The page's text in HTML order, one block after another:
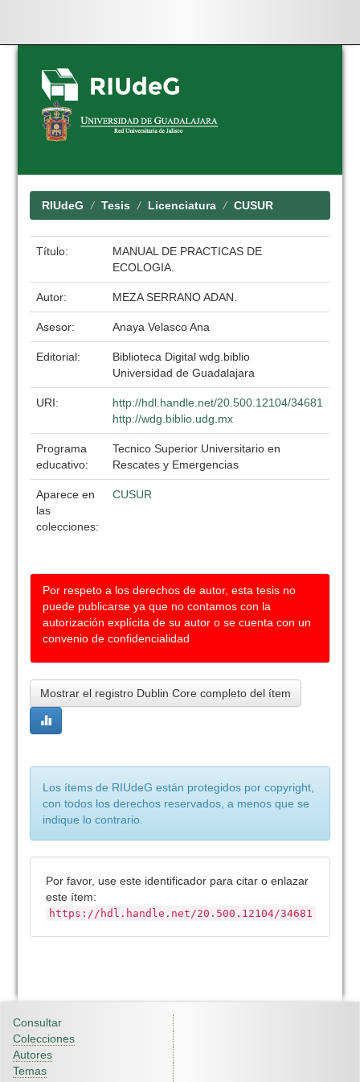
Skip
navigation
RIUdeG Tesis Licenciatura CUSUR
Título:
MANUAL DE PRACTICAS DE
ECOLOGIA.
Autor: MEZA SERRANO ADAN.
Asesor: Anaya Velasco Ana
Editorial:
Biblioteca Digital wdg.biblio
Universidad de Guadalajara
URI:
http://hdl.handle.net/20.500.12104/34681
http://wdg.biblio.udg.mx
Programa
educativo:
Tecnico Superior Universitario en
Rescates y Emergencias
Aparece en
las
colecciones:
CUSUR
Por respeto a los derechos de autor, esta tesis no
puede publicarse ya que no contamos con la
autorización explícita de su autor o se cuenta con un
convenio de confidencialidad
Mostrar el registro Dublin Core completo del ítem
Los ítems de RIUdeG están protegidos por copyright,
con todos los derechos reservados, a menos que se
indique lo contrario.
Por favor, use este identificador para citar o enlazar
este ítem:
https://hdl.handle.net/20.500.12104/34681
Consultar
Colecciones
Autores
Temas